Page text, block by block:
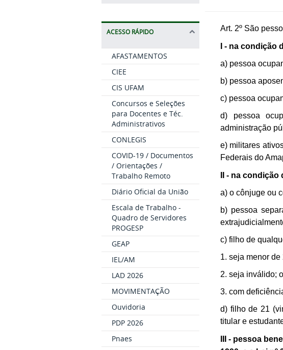
ACESSO RÁPIDO
AFASTAMENTOS
CIEE
CIS UFAM
Concursos e Seleções
para Docentes e Téc.
Administrativos
CONLEGIS
COVID-19 / Documentos
/ Orientações /
Trabalho Remoto
Diário Oficial da União
Escala de Trabalho -
Quadro de Servidores
PROGESP
GEAP
IEL/AM
LAD 2026
MOVIMENTAÇÃO
Ouvidoria
PDP 2026
Pnaes
Art. 2º São
I - na condição
a) pessoa
b) pessoa
c) pessoa
d) pessoa
administração
e) militares
Federais do
II - na
a) o cônjuge ou
b) pessoa
c) filho de
1. seja menor de
2. seja inválido;
3. com
d) filho de 21
titular e
III - pessoa